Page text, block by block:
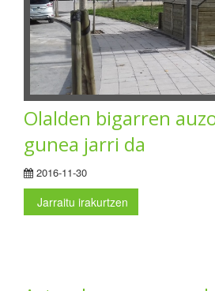
Olalden bigarren
gunea jarri da
2016-11-30
Jarraitu irakurtzen